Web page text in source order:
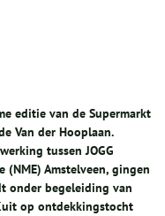
editie van de Supermarkt
Van der Hooplaan.
tussen JOGG
(NME) Amstelveen, gingen
onder begeleiding van
op ontdekkingstocht